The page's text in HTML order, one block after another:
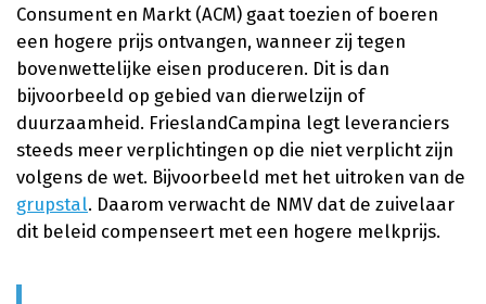
Consument en Markt (ACM) gaat toezien of boeren
een hogere prijs ontvangen, wanneer zij tegen
bovenwettelijke eisen produceren. Dit is dan
bijvoorbeeld op gebied van dierwelzijn of
duurzaamheid. FrieslandCampina legt leveranciers
steeds meer verplichtingen op die niet verplicht zijn
volgens de wet. Bijvoorbeeld met het uitroken van de
grupstal. Daarom verwacht de NMV dat de zuivelaar
dit beleid compenseert met een hogere melkprijs.